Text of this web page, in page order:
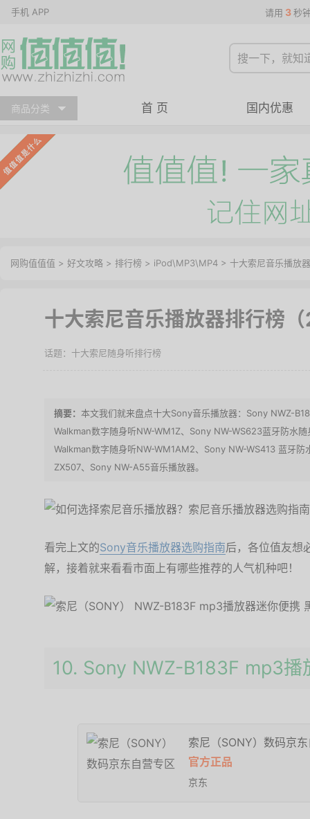
手机 APP 请用 3 秒
商品分类 首 页 国内优惠
网购值值值 > 好文攻略 > 排行榜 > iPod\MP3\MP4 > 十大索尼音乐播放
十大索尼音乐播放器排行榜
十大索尼随身听排行榜
本文我们就来盘点十大Sony音乐播放器：Sony NWZ-
Walkman数字随身听NW-WM1Z、Sony NW-WS623蓝牙防水
Walkman数字随身听NW-WM1AM2、Sony NW-WS413 蓝牙
ZX507、Sony NW-A55音乐播放器。
看完上文的Sony音乐播放器选购指南后，各位值友想
解，接着就来看看市面上有哪些推荐的人气机种吧！
10. Sony NWZ-B183F mp3播
索尼（SONY）数码京
官方正品
京东